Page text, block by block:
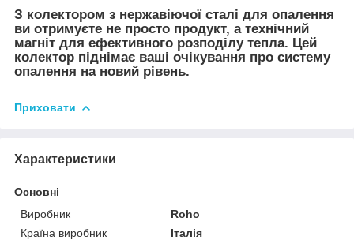
З колектором з нержавіючої сталі для опалення
ви отримуєте не просто продукт, а технічний
магніт для ефективного розподілу тепла. Цей
колектор піднімає ваші очікування про систему
опалення на новий рівень.
Приховати
Характеристики
Основні
Виробник
Roho
Країна виробник
Італія